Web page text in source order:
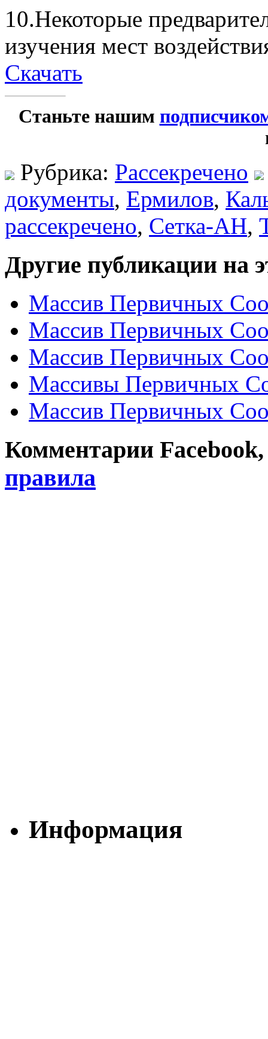
10.Некоторые
изучения мест
Скачать
Станьте нашим
Рубрика: Рассекречено
документы, Ермилов,
рассекречено, Сетка-АН,
Другие публикации на
Массив Первичных
Массив Первичных
Массив Первичных
Массивы Первичных
Массив Первичных
Комментарии
правила
Информация